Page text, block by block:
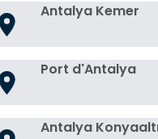
Antalya Kemer
Port d'Antalya
Antalya